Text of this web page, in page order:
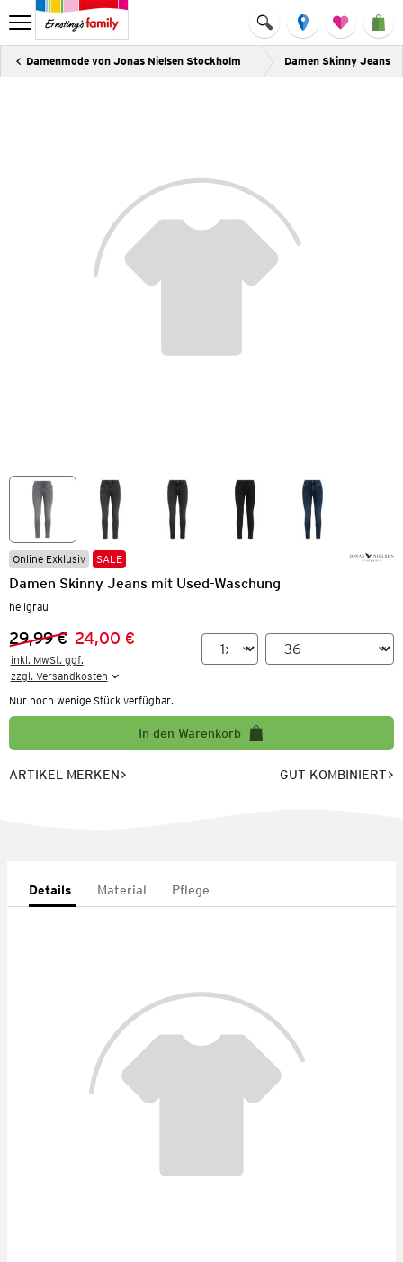
Damenmode von Jonas Nielsen Stockholm Damen Skinny Jeans
Online Exklusiv SALE
Damen Skinny Jeans mit Used-Waschung
hellgrau
Vorheriger Preis:
29,99 €
Neuer Preis:24,00 €
inkl. MwSt. ggf.
zzgl. Versandkosten
Nur noch wenige Stück verfügbar.
In den Warenkorb
ARTIKEL MERKEN GUT KOMBINIERT
Details Material Pflege